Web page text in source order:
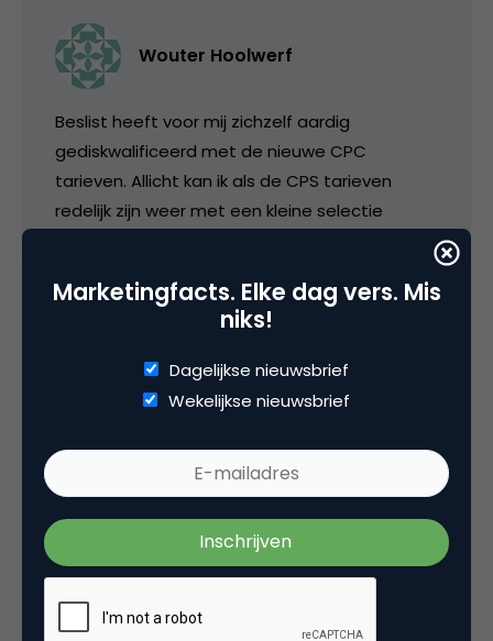
Wouter Hoolwerf
Beslist heeft voor mij zichzelf aardig
gediskwalificeerd met de nieuwe CPC
tarieven. Allicht kan ik als de CPS tarieven
redelijk zijn weer met een kleine selectie
rob@channable.com
Hi Sjoerd, dank je wel! Het kan inderdaad een
keuze zijn om helemaal geen gebruik te
verstandig is betwijfel ik. Uit beide
Marketingfacts. Elke dag vers. Mis
niks!
Dagelijkse nieuwsbrief
Wekelijkse nieuwsbrief